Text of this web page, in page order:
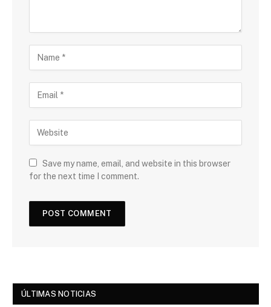
Save my name, email, and website in this browser
for the next time I comment.
ÚLTIMAS NOTICIAS